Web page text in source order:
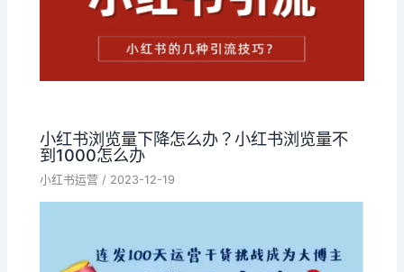
小红书浏览量下降怎么办？小红书浏览量不
到1000怎么办
小红书运营 / 2023-12-19